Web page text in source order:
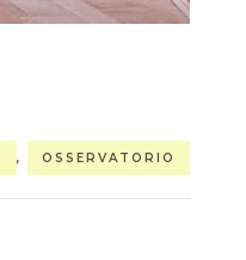
, OSSERVATORIO